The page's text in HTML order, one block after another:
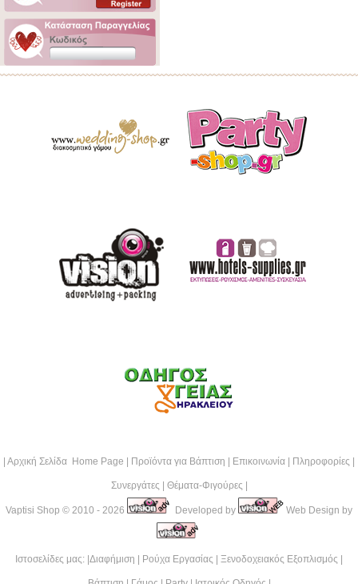
Αρχική Σελίδα Home Page Προϊόντα για Βάπτιση Επικοινωνία Πληροφορίες
Συνεργάτες Θέματα-Φιγούρες
Vaptisi Shop © 2010 - 2026 Developed by Web Design by
Ιστοσελίδες μας: | Διαφήμιση Ρούχα Εργασίας Ξενοδοχειακός Εξοπλισμός